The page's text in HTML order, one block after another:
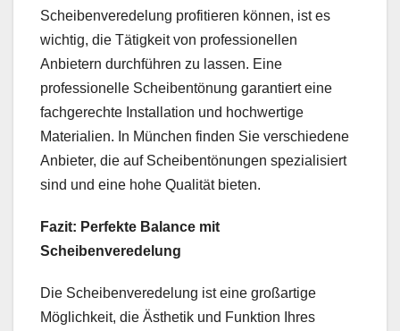
Scheibenveredelung profitieren können, ist es
wichtig, die Tätigkeit von professionellen
Anbietern durchführen zu lassen. Eine
professionelle Scheibentönung garantiert eine
fachgerechte Installation und hochwertige
Materialien. In München finden Sie verschiedene
Anbieter, die auf Scheibentönungen spezialisiert
sind und eine hohe Qualität bieten.
Fazit: Perfekte Balance mit
Scheibenveredelung
Die Scheibenveredelung ist eine großartige
Möglichkeit, die Ästhetik und Funktion Ihres